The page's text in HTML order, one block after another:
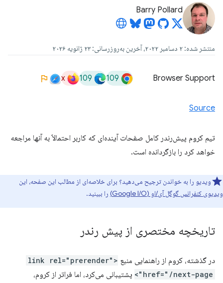
Barry Pollard
منتشر شده: ۲ دسامبر ۲۰۲۲، آخرین به‌روزرسانی: ۲۳ ژانویه ۲۰۲۶
Browser Support
109
109
x
Source
تیم کروم پیش‌رندر کامل صفحات آینده‌ای که کاربر احتمالاً به آنها مراجعه
خواهد کرد را بازگردانده است.
ویدیو را به خواندن ترجیح می‌دهید؟ برای خلاصه‌ای از مطالب این صفحه، این
ویدیوی کنفرانس گوگل آی/او (Google I/O)
را ببینید.
تاریخچه مختصری از پیش رندر
در گذشته، کروم از راهنمایی منبع
<link rel="prerender"
href="/next-page">
پشتیبانی می‌کرد، اما فراتر از کروم،